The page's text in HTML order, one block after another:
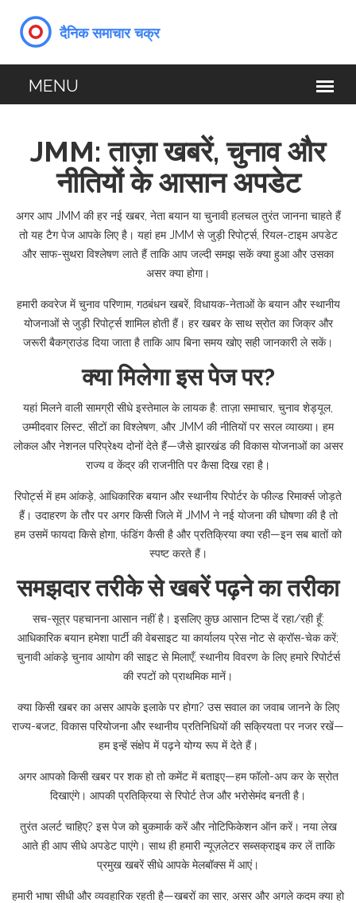
JMM: ताज़ा खबरें, चुनाव और
नीतियों के आसान अपडेट
अगर आप JMM की हर नई खबर, नेता बयान या चुनावी हलचल तुरंत जानना चाहते हैं
तो यह टैग पेज आपके लिए है। यहां हम JMM से जुड़ी रिपोर्ट्स, रियल-टाइम अपडेट
और साफ-सुथरा विश्लेषण लाते हैं ताकि आप जल्दी समझ सकें क्या हुआ और उसका
असर क्या होगा।
हमारी कवरेज में चुनाव परिणाम, गठबंधन खबरें, विधायक-नेताओं के बयान और स्थानीय
योजनाओं से जुड़ी रिपोर्ट्स शामिल होती हैं। हर खबर के साथ स्रोत का जिक्र और
जरूरी बैकग्राउंड दिया जाता है ताकि आप बिना समय खोए सही जानकारी ले सकें।
क्या मिलेगा इस पेज पर?
यहां मिलने वाली सामग्री सीधे इस्तेमाल के लायक है: ताज़ा समाचार, चुनाव शेड्यूल,
उम्मीदवार लिस्ट, सीटों का विश्लेषण, और JMM की नीतियों पर सरल व्याख्या। हम
लोकल और नेशनल परिप्रेक्ष्य दोनों देते हैं—जैसे झारखंड की विकास योजनाओं का असर
राज्य व केंद्र की राजनीति पर कैसा दिख रहा है।
रिपोर्ट्स में हम आंकड़े, आधिकारिक बयान और स्थानीय रिपोर्टर के फील्ड रिमार्क्स जोड़ते
हैं। उदाहरण के तौर पर अगर किसी जिले में JMM ने नई योजना की घोषणा की है तो
हम उसमें फायदा किसे होगा, फंडिंग कैसी है और प्रतिक्रिया क्या रही—इन सब बातों को
स्पष्ट करते हैं।
समझदार तरीके से खबरें पढ़ने का तरीका
सच-सूत्र पहचानना आसान नहीं है। इसलिए कुछ आसान टिप्स दें रहा/रही हूँ:
आधिकारिक बयान हमेशा पार्टी की वेबसाइट या कार्यालय प्रेस नोट से क्रॉस-चेक करें;
चुनावी आंकड़े चुनाव आयोग की साइट से मिलाएँ; स्थानीय विवरण के लिए हमारे रिपोर्टर्स
की रपटों को प्राथमिक मानें।
क्या किसी खबर का असर आपके इलाके पर होगा? उस सवाल का जवाब जानने के लिए
राज्य-बजट, विकास परियोजना और स्थानीय प्रतिनिधियों की सक्रियता पर नजर रखें—
हम इन्हें संक्षेप में पढ़ने योग्य रूप में देते हैं।
अगर आपको किसी खबर पर शक हो तो कमेंट में बताइए—हम फॉलो-अप कर के स्रोत
दिखाएंगे। आपकी प्रतिक्रिया से रिपोर्ट तेज और भरोसेमंद बनती है।
तुरंत अलर्ट चाहिए? इस पेज को बुकमार्क करें और नोटिफिकेशन ऑन करें। नया लेख
आते ही आप सीधे अपडेट पाएंगे। साथ ही हमारी न्यूज़लेटर सब्सक्राइब कर लें ताकि
प्रमुख खबरें सीधे आपके मेलबॉक्स में आएं।
हमारी भाषा सीधी और व्यवहारिक रहती है—खबरों का सार, असर और अगले कदम क्या हो